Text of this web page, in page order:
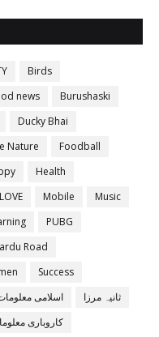
Birds
news
Burushaski
Ducky Bhai
Nature
Foodball
Health
LOVE Mobile
Music
PUBG
Road
Success
اسلامی
ثانیہ مرزا
کاروباری